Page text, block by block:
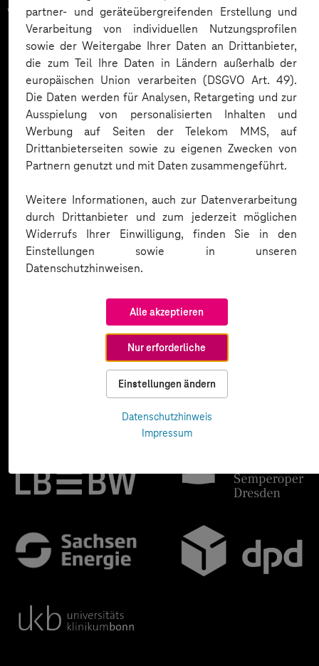
partner- und geräteübergreifenden Erstellung und
Verarbeitung von individuellen Nutzungsprofilen
sowie der Weitergabe Ihrer Daten an Drittanbieter,
die zum Teil Ihre Daten in Ländern außerhalb der
europäischen Union verarbeiten (DSGVO Art. 49).
Die Daten werden für Analysen, Retargeting und zur
Ausspielung von personalisierten Inhalten und
Werbung auf Seiten der Telekom MMS, auf
Drittanbieterseiten sowie zu eigenen Zwecken von
Partnern genutzt und mit Daten zusammengeführt.
Weitere Informationen, auch zur Datenverarbeitung
durch Drittanbieter und zum jederzeit möglichen
Widerrufs Ihrer Einwilligung, finden Sie in den
Einstellungen sowie in unseren
Datenschutzhinweisen.
Alle akzeptieren
Nur erforderliche
Einstellungen ändern
Datenschutzhinweis
Impressum
vertrauen auf unsere
Expertise. Hier eine Auswahl: